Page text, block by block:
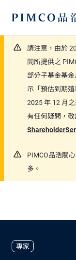
請注意，由於
間所提供之
部分子基金基
示「預估到期
2025 年 12 月
有任何疑問，
PIMCO品浩關
多。
專家